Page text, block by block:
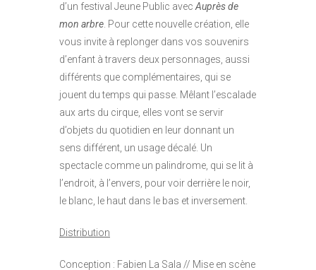
d’un festival Jeune Public avec Auprès de
mon arbre . Pour cette nouvelle création, elle
vous invite à replonger dans vos souvenirs
d’enfant à travers deux personnages, aussi
différents que complémentaires, qui se
jouent du temps qui passe. Mêlant l’escalade
aux arts du cirque, elles vont se servir
d’objets du quotidien en leur donnant un
sens différent, un usage décalé. Un
spectacle comme un palindrome, qui se lit à
l’endroit, à l’envers, pour voir derrière le noir,
le blanc, le haut dans le bas et inversement.
Distribution
Conception : Fabien La Sala // Mise en scène